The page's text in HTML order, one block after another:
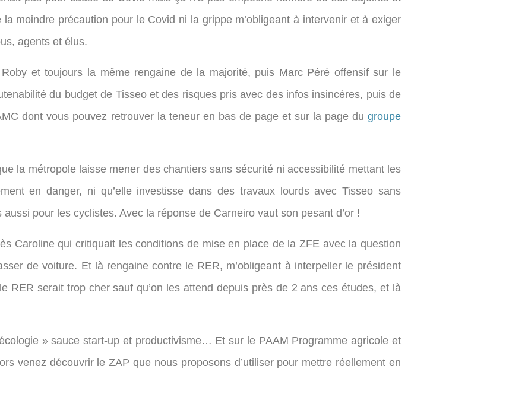
moindre précaution pour le Covid ni la grippe m’obligeant à intervenir et à exiger
agents et élus.
et toujours la même rengaine de la majorité, puis Marc Péré offensif sur le
du budget de Tisseo et des risques pris avec des infos insincères, puis de
dont vous pouvez retrouver la teneur en bas de page et sur la page du groupe
la métropole laisse mener des chantiers sans sécurité ni accessibilité mettant les
en danger, ni qu’elle investisse dans des travaux lourds avec Tisseo sans
pour les cyclistes. Avec la réponse de Carneiro vaut son pesant d’or !
Caroline qui critiquait les conditions de mise en place de la ZFE avec la question
de voiture. Et là rengaine contre le RER, m’obligeant à interpeller le président
RER serait trop cher sauf qu’on les attend depuis près de 2 ans ces études, et là
» sauce start-up et productivisme… Et sur le PAAM Programme agricole et
venez découvrir le ZAP que nous proposons d’utiliser pour mettre réellement en